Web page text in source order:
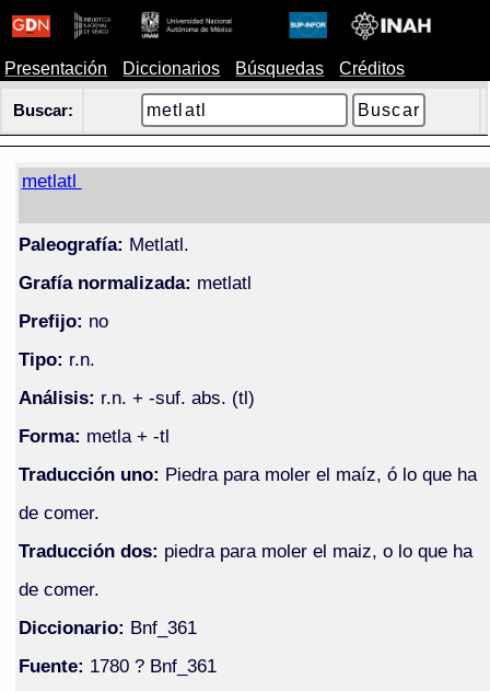
Presentación Diccionarios Búsquedas Créditos
Buscar:
metlatl
Paleografía: Metlatl.
Grafía normalizada: metlatl
Prefijo: no
Tipo: r.n.
Análisis: r.n. + -suf. abs. (tl)
Forma: metla + -tl
Traducción uno: Piedra para moler el maíz, ó lo que ha
de comer.
Traducción dos: piedra para moler el maiz, o lo que ha
de comer.
Diccionario: Bnf_361
Fuente: 1780 ? Bnf_361